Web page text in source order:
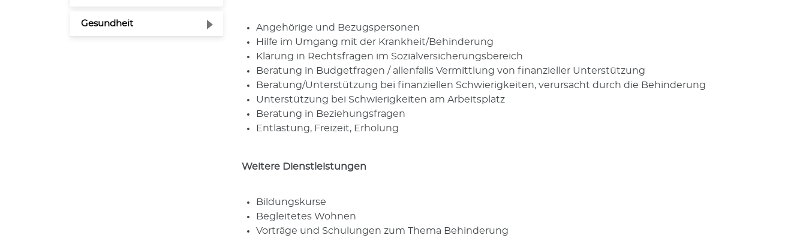
Gesundheit
Angehörige und Bezugspersonen
Hilfe im Umgang mit der Krankheit/Behinderung
Klärung in Rechtsfragen im Sozialversicherungsbereich
Beratung in Budgetfragen / allenfalls Vermittlung von finanzieller Unterstützung
Beratung/Unterstützung bei finanziellen Schwierigkeiten, verursacht durch die Behinderung
Unterstützung bei Schwierigkeiten am Arbeitsplatz
Beratung in Beziehungsfragen
Entlastung, Freizeit, Erholung
Weitere Dienstleistungen
Bildungskurse
Begleitetes Wohnen
Vorträge und Schulungen zum Thema Behinderung